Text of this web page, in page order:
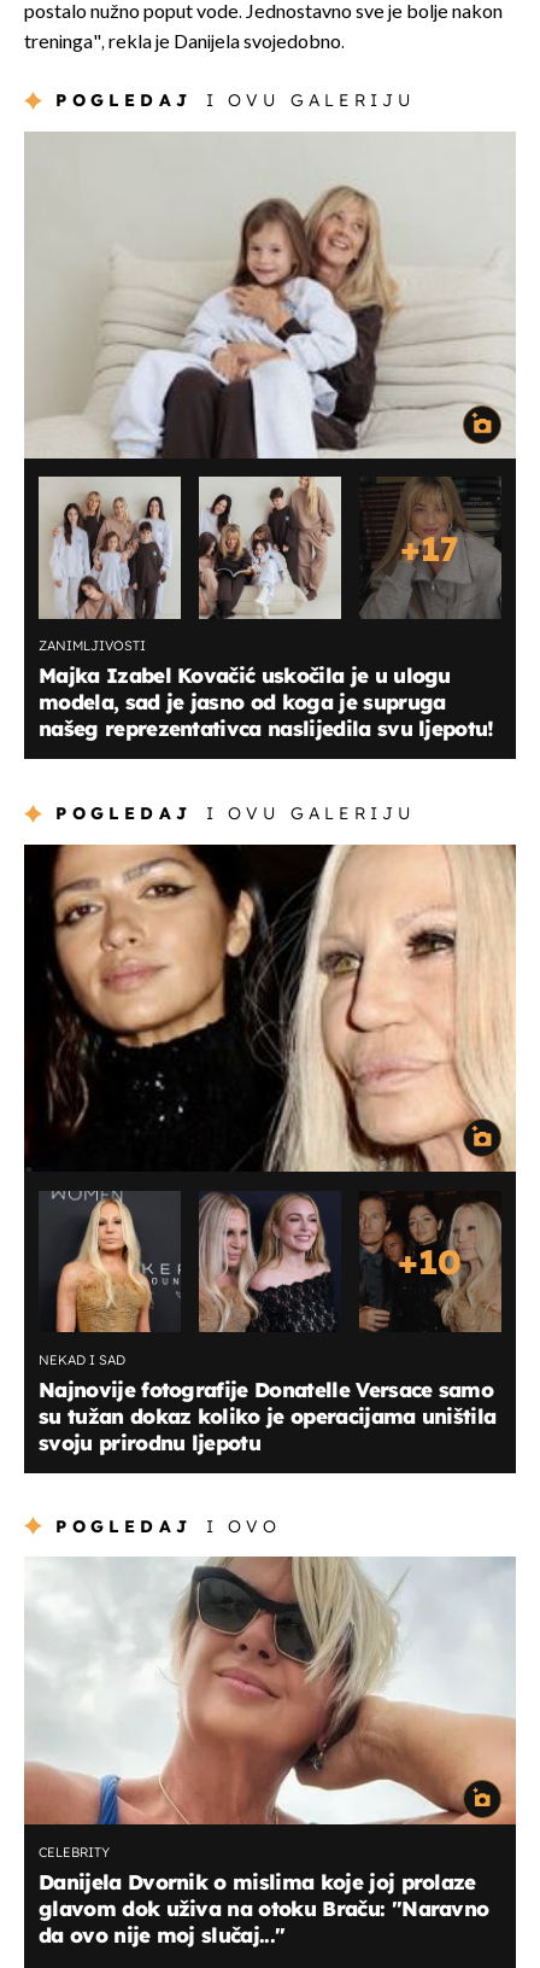
postalo nužno poput vode. Jednostavno sve je bolje nakon
treninga", rekla je Danijela svojedobno.
POGLEDAJ I OVU GALERIJU
+17
ZANIMLJIVOSTI
Majka Izabel Kovačić uskočila je u ulogu
modela, sad je jasno od koga je supruga
našeg reprezentativca naslijedila svu ljepotu!
POGLEDAJ I OVU GALERIJU
+10
NEKAD I SAD
Najnovije fotografije Donatelle Versace samo
su tužan dokaz koliko je operacijama uništila
svoju prirodnu ljepotu
POGLEDAJ I OVO
CELEBRITY
Danijela Dvornik o mislima koje joj prolaze
glavom dok uživa na otoku Braču: ''Naravno
da ovo nije moj slučaj...''